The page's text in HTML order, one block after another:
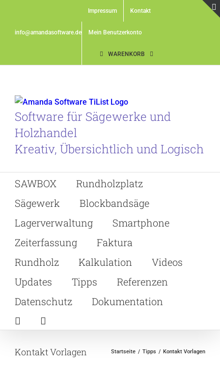
contentinfo@amandasoftware.de
Impressum Kontakt
Mein Benutzerkonto
WARENKORB
Software für Sägewerke und
Holzhandel
Kreativ, Übersichtlich und Logisch
SAWBOX
Rundholzplatz
Sägewerk
Blockbandsäge
Lagerverwaltung
Smartphone
Zeiterfassung
Faktura
Rundholz
Kalkulation
Videos
Updates
Tipps
Referenzen
Datenschutz
Dokumentation
Kontakt Vorlagen Startseite Tipps Kontakt Vorlagen